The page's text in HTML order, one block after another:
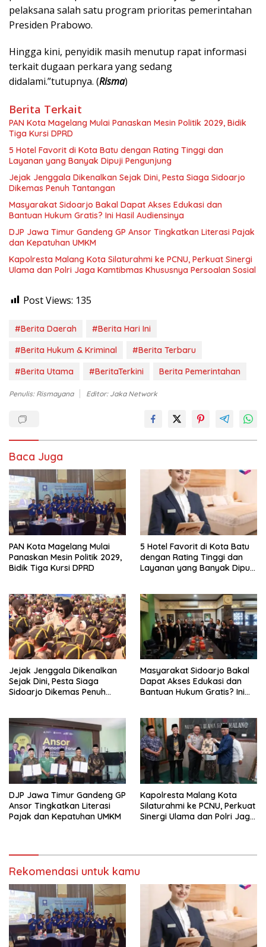
pelaksana salah satu program prioritas pemerintahan
Presiden Prabowo.
Hingga kini, penyidik masih menutup rapat informasi
terkait dugaan perkara yang sedang
didalami.”tutupnya. (Risma)
Berita Terkait
PAN Kota Magelang Mulai Panaskan Mesin Politik 2029, Bidik
Tiga Kursi DPRD
5 Hotel Favorit di Kota Batu dengan Rating Tinggi dan
Layanan yang Banyak Dipuji Pengunjung
Jejak Jenggala Dikenalkan Sejak Dini, Pesta Siaga Sidoarjo
Dikemas Penuh Tantangan
Masyarakat Sidoarjo Bakal Dapat Akses Edukasi dan
Bantuan Hukum Gratis? Ini Hasil Audiensinya
DJP Jawa Timur Gandeng GP Ansor Tingkatkan Literasi Pajak
dan Kepatuhan UMKM
Kapolresta Malang Kota Silaturahmi ke PCNU, Perkuat Sinergi
Ulama dan Polri Jaga Kamtibmas Khususnya Persoalan Sosial
Post Views: 135
#Berita Daerah
#Berita Hari Ini
#Berita Hukum & Kriminal
#Berita Terbaru
#Berita Utama
#BeritaTerkini Berita Pemerintahan
Penulis: Rismayana Editor: Jaka Network
Baca Juga
PAN Kota Magelang Mulai
Panaskan Mesin Politik 2029,
Bidik Tiga Kursi DPRD
5 Hotel Favorit di Kota Batu
dengan Rating Tinggi dan
Layanan yang Banyak Dipuji
Jejak Jenggala Dikenalkan
Sejak Dini, Pesta Siaga
Sidoarjo Dikemas Penuh
Masyarakat Sidoarjo Bakal
Dapat Akses Edukasi dan
Bantuan Hukum Gratis? Ini
DJP Jawa Timur Gandeng GP
Ansor Tingkatkan Literasi
Pajak dan Kepatuhan UMKM
Kapolresta Malang Kota
Silaturahmi ke PCNU, Perkuat
Sinergi Ulama dan Polri Jaga
Rekomendasi untuk kamu